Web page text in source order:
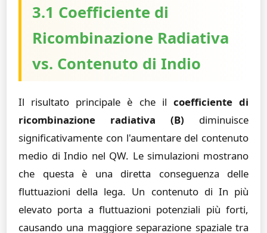
3.1 Coefficiente di
Ricombinazione Radiativa
vs. Contenuto di Indio
Il risultato principale è che il coefficiente di
ricombinazione radiativa (B) diminuisce
significativamente con l'aumentare del contenuto
medio di Indio nel QW. Le simulazioni mostrano
che questa è una diretta conseguenza delle
fluttuazioni della lega. Un contenuto di In più
elevato porta a fluttuazioni potenziali più forti,
causando una maggiore separazione spaziale tra